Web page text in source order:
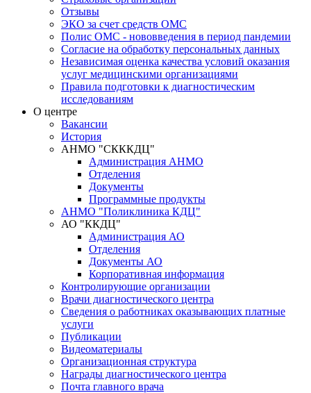
Отзывы
ЭКО за счет средств ОМС
Полис ОМС - нововведения в период пандемии
Согласие на обработку персональных данных
Независимая оценка качества условий оказания
услуг медицинскими организациями
Правила подготовки к диагностическим
исследованиям
О центре
Вакансии
История
АНМО "СКККДЦ"
Администрация АНМО
Отделения
Документы
Программные продукты
АНМО "Поликлиника КДЦ"
АО "ККДЦ"
Администрация АО
Отделения
Документы АО
Корпоративная информация
Контролирующие организации
Врачи диагностического центра
Сведения о работниках оказывающих платные
услуги
Публикации
Видеоматериалы
Организационная структура
Награды диагностического центра
Почта главного врача